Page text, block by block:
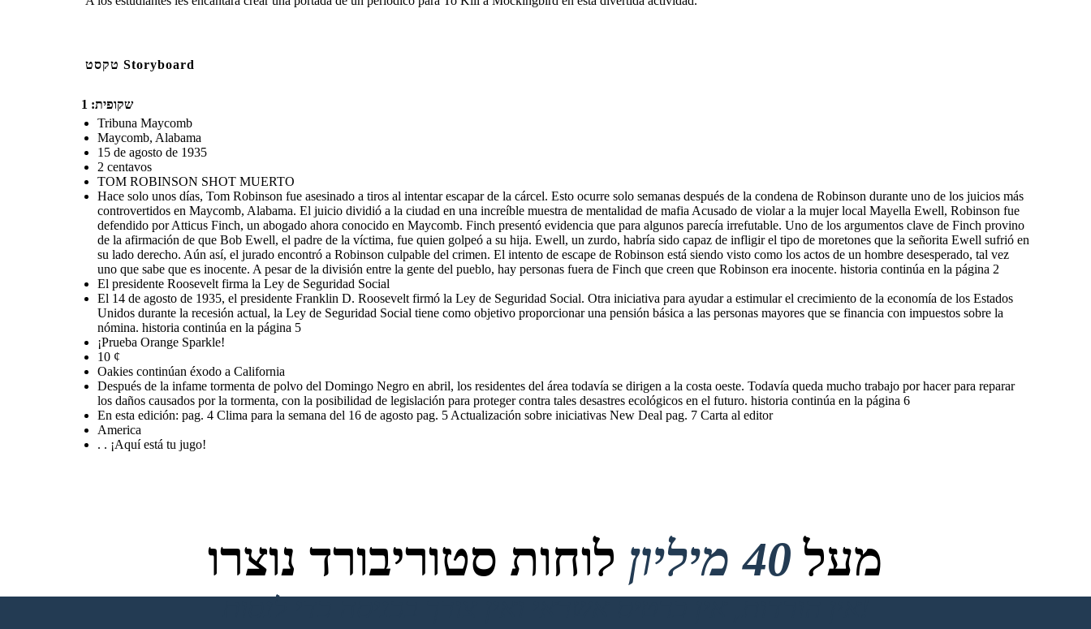
טקסט Storyboard
שקופית: 1
Tribuna Maycomb
Maycomb, Alabama
15 de agosto de 1935
2 centavos
TOM ROBINSON SHOT MUERTO
Hace solo unos días, Tom Robinson fue asesinado a tiros al intentar escapar de la cárcel. Esto ocurre solo semanas después de la condena de Robinson durante uno de los juicios más
controvertidos en Maycomb, Alabama. El juicio dividió a la ciudad en una increíble muestra de mentalidad de mafia Acusado de violar a la mujer local Mayella Ewell, Robinson fue
defendido por Atticus Finch, un abogado ahora conocido en Maycomb. Finch presentó evidencia que para algunos parecía irrefutable. Uno de los argumentos clave de Finch provino
de la afirmación de que Bob Ewell, el padre de la víctima, fue quien golpeó a su hija. Ewell, un zurdo, habría sido capaz de infligir el tipo de moretones que la señorita Ewell sufrió en
su lado derecho. Aún así, el jurado encontró a Robinson culpable del crimen. El intento de escape de Robinson está siendo visto como los actos de un hombre desesperado, tal vez
uno que sabe que es inocente. A pesar de la división entre la gente del pueblo, hay personas fuera de Finch que creen que Robinson era inocente. historia continúa en la página 2
El presidente Roosevelt firma la Ley de Seguridad Social
El 14 de agosto de 1935, el presidente Franklin D. Roosevelt firmó la Ley de Seguridad Social. Otra iniciativa para ayudar a estimular el crecimiento de la economía de los Estados
Unidos durante la recesión actual, la Ley de Seguridad Social tiene como objetivo proporcionar una pensión básica a las personas mayores que se financia con impuestos sobre la
nómina. historia continúa en la página 5
¡Prueba Orange Sparkle!
10 ¢
Oakies continúan éxodo a California
Después de la infame tormenta de polvo del Domingo Negro en abril, los residentes del área todavía se dirigen a la costa oeste. Todavía queda mucho trabajo por hacer para reparar
los daños causados por la tormenta, con la posibilidad de legislación para proteger contra tales desastres ecológicos en el futuro. historia continúa en la página 6
En esta edición: pag. 4 Clima para la semana del 16 de agosto pag. 5 Actualización sobre iniciativas New Deal pag. 7 Carta al editor
America
. . ¡Aquí está tu jugo!
מעל 40 מיליון לוחות סטוריבורד נוצרו
אין הורדות, אין כרטיס אשראי ואין צורך בכניסה כדי לנסות!